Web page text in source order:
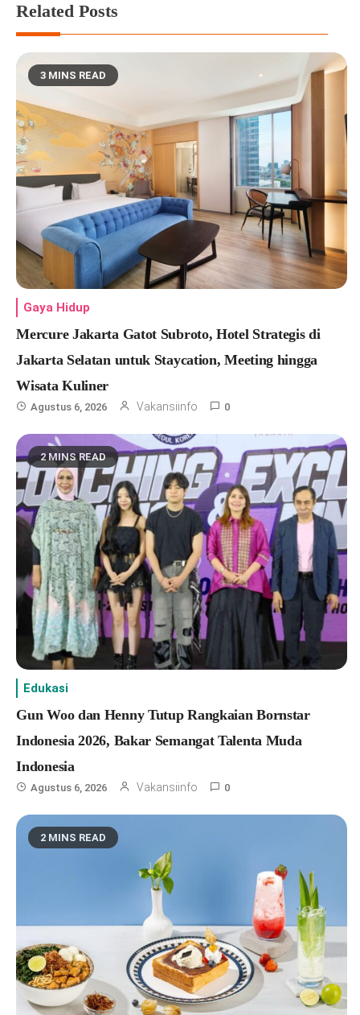
Related Posts
3 MINS READ
Gaya Hidup
Mercure Jakarta Gatot Subroto, Hotel Strategis di
Jakarta Selatan untuk Staycation, Meeting hingga
Wisata Kuliner
Agustus 6, 2026 Vakansiinfo 0
2 MINS READ
Edukasi
Gun Woo dan Henny Tutup Rangkaian Bornstar
Indonesia 2026, Bakar Semangat Talenta Muda
Indonesia
Agustus 6, 2026 Vakansiinfo 0
2 MINS READ